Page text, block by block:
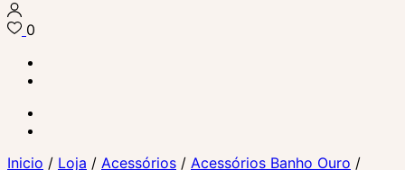
0
Inicio / Loja / Acessórios / Acessórios Banho Ouro /